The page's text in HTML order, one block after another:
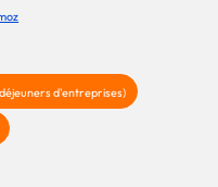
d'entreprises)